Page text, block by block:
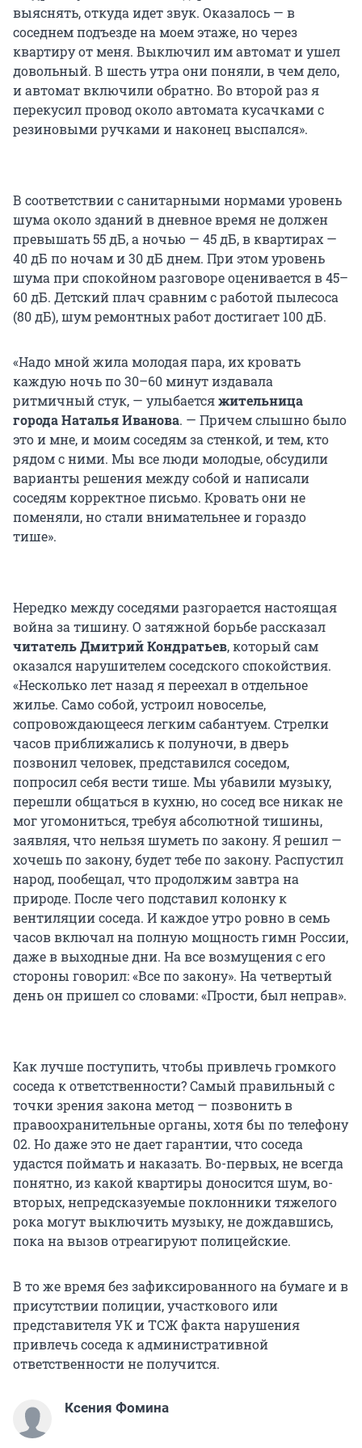
выяснять, откуда идет звук. Оказалось — в
соседнем подъезде на моем этаже, но через
квартиру от меня. Выключил им автомат и ушел
довольный. В шесть утра они поняли, в чем дело,
и автомат включили обратно. Во второй раз я
перекусил провод около автомата кусачками с
резиновыми ручками и наконец выспался».
В соответствии с санитарными нормами уровень
шума около зданий в дневное время не должен
превышать 55 дБ, а ночью — 45 дБ, в квартирах —
40 дБ по ночам и 30 дБ днем. При этом уровень
шума при спокойном разговоре оценивается в 45–
60 дБ. Детский плач сравним с работой пылесоса
(80 дБ), шум ремонтных работ достигает 100 дБ.
«Надо мной жила молодая пара, их кровать
каждую ночь по 30–60 минут издавала
ритмичный стук, — улыбаетсяжительница
города Наталья Иванова. — Причем слышно было
это и мне, и моим соседям за стенкой, и тем, кто
рядом с ними. Мы все люди молодые, обсудили
варианты решения между собой и написали
соседям корректное письмо. Кровать они не
поменяли, но стали внимательнее и гораздо
тише».
Нередко между соседями разгорается настоящая
война за тишину. О затяжной борьбе рассказал
читатель Дмитрий Кондратьев, который сам
оказался нарушителем соседского спокойствия.
«Несколько лет назад я переехал в отдельное
жилье. Само собой, устроил новоселье,
сопровождающееся легким сабантуем. Стрелки
часов приближались к полуночи, в дверь
позвонил человек, представился соседом,
попросил себя вести тише. Мы убавили музыку,
перешли общаться в кухню, но сосед все никак не
мог угомониться, требуя абсолютной тишины,
заявляя, что нельзя шуметь по закону. Я решил —
хочешь по закону, будет тебе по закону. Распустил
народ, пообещал, что продолжим завтра на
природе. После чего подставил колонку к
вентиляции соседа. И каждое утро ровно в семь
часов включал на полную мощность гимн России,
даже в выходные дни. На все возмущения с его
стороны говорил: «Все по закону». На четвертый
день он пришел со словами: «Прости, был неправ».
Как лучше поступить, чтобы привлечь громкого
соседа к ответственности? Самый правильный с
точки зрения закона метод — позвонить в
правоохранительные органы, хотя бы по телефону
02. Но даже это не дает гарантии, что соседа
удастся поймать и наказать. Во-первых, не всегда
понятно, из какой квартиры доносится шум, во-
вторых, непредсказуемые поклонники тяжелого
рока могут выключить музыку, не дождавшись,
пока на вызов отреагируют полицейские.
В то же время без зафиксированного на бумаге и в
присутствии полиции, участкового или
представителя УК и ТСЖ факта нарушения
привлечь соседа к административной
ответственности не получится.
Ксения Фомина